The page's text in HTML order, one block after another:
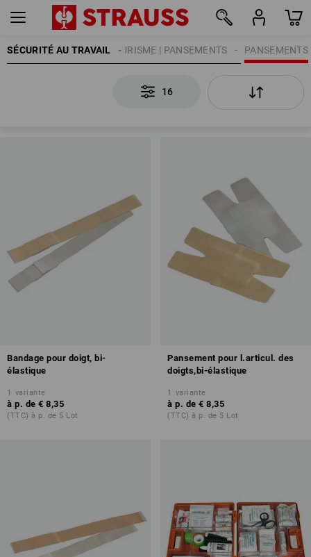
SÉCURITÉ AU TRAVAIL PANSEMENTS
SECOURISME | PANSEMENTS
16
Bandage pour doigt, bi-
élastique
1 variante
à p. de € 8,35
(TTC) à p. de 5 Lot
Pansement pour l.articul. des
doigts,bi-élastique
1 variante
à p. de € 8,35
(TTC) à p. de 5 Lot